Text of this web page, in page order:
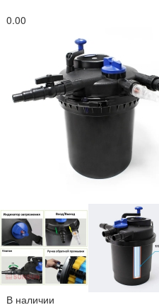
0.00
В наличии